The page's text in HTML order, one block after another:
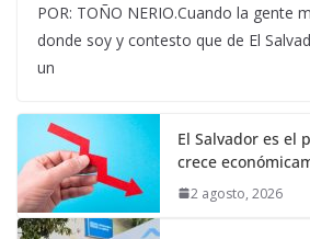
POR: TOÑO NERIO.Cuando la gente
donde soy y contesto que de El
un
El Salvador es el
crece
2 agosto, 2026